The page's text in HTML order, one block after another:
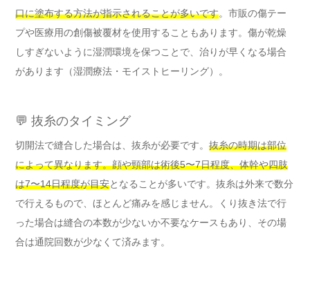
口に塗布する方法が指示されることが多いです。市販の傷テー
プや医療用の創傷被覆材を使用することもあります。傷が乾燥
しすぎないように湿潤環境を保つことで、治りが早くなる場合
があります（湿潤療法・モイストヒーリング）。
💬 抜糸のタイミング
切開法で縫合した場合は、抜糸が必要です。 抜糸の時期は部位
によって異なります。顔や頸部は術後5〜7日程度、体幹や四肢
は7〜14日程度が目安となることが多いです。抜糸は外来で数分
で行えるもので、ほとんど痛みを感じません。くり抜き法で行
った場合は縫合の本数が少ないか不要なケースもあり、その場
合は通院回数が少なくて済みます。